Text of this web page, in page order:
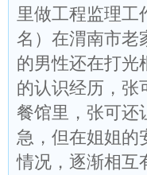
里做工程监理工
名）在渭南市老
的男性还在打光
的认识经历，张
餐馆里，张可还
急，但在姐姐的
情况，逐渐相互